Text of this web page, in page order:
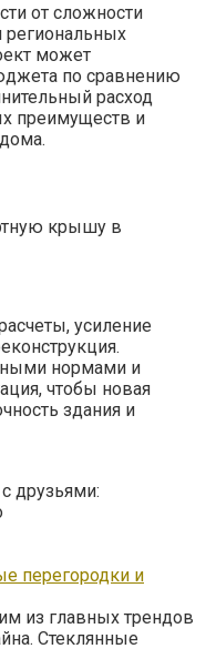
от сложности
может
по сравнению
расход
преимуществ и
крышу в
усиление
нормами и
чтобы новая
здания и
друзьями:
перегородки и
из главных трендов
Стеклянные